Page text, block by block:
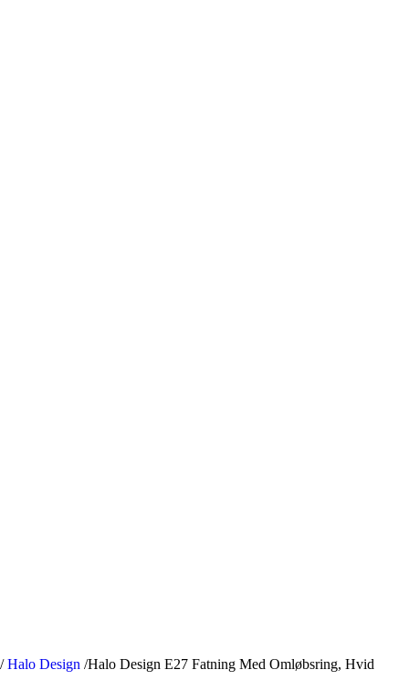
/ Halo Design /Halo Design E27 Fatning Med Omløbsring, Hvid